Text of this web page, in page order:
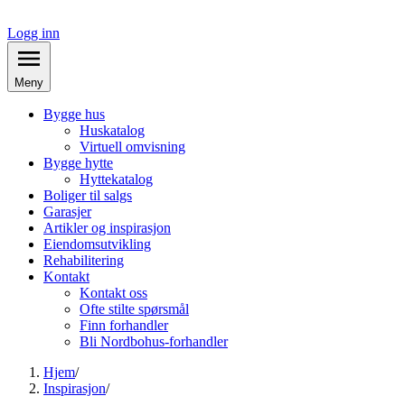
Logg inn
Meny
Bygge hus
Huskatalog
Virtuell omvisning
Bygge hytte
Hyttekatalog
Boliger til salgs
Garasjer
Artikler og inspirasjon
Eiendomsutvikling
Rehabilitering
Kontakt
Kontakt oss
Ofte stilte spørsmål
Finn forhandler
Bli Nordbohus-forhandler
Hjem/
Inspirasjon/